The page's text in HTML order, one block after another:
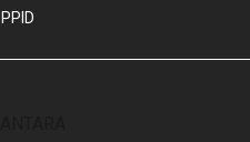
PPID